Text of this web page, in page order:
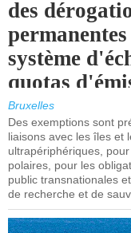
des
système
quotas
maritimes de
après 2030.
Bruxelles
Des exemptions sont
liaisons avec les îles et
ultrapériphériques,
polaires, pour les
public transnationales
de recherche et de